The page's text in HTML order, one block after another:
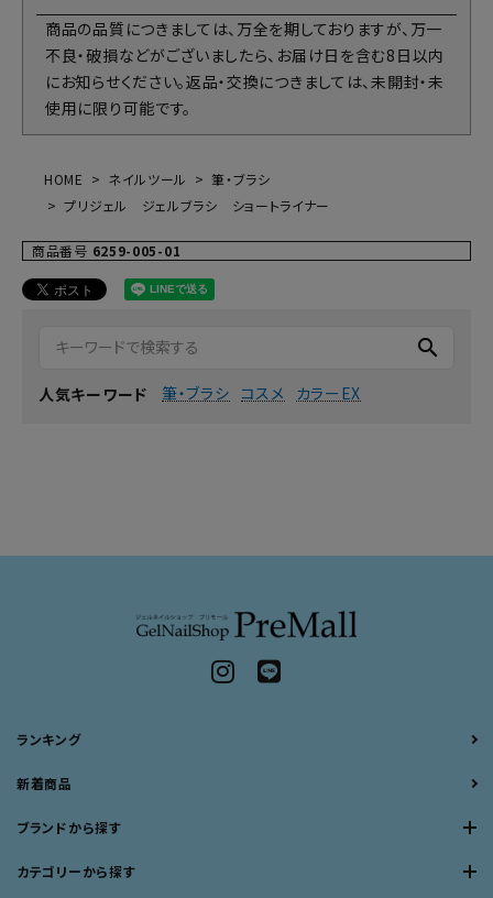
商品の品質につきましては、万全を期しておりますが、万一
不良・破損などがございましたら、お届け日を含む8日以内
にお知らせください。返品・交換につきましては、未開封・未
使用に限り可能です。
HOME ネイルツール
筆・ブラシ
プリジェル ジェルブラシ ショートライナー
商品番号 6259-005-01
search
人気キーワード 筆・ブラシ コスメ カラーEX
ランキング
新着商品
ブランドから探す
カテゴリーから探す